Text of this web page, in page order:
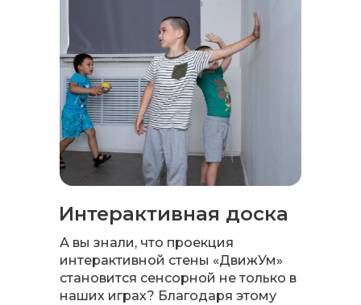
Интерактивная доска
А вы знали, что проекция
интерактивной стены «ДвижУм»
становится сенсорной не только в
наших играх? Благодаря этому